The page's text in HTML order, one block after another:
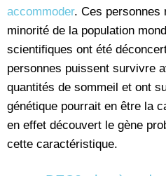
accommoder. Ces personnes
minorité de la population
scientifiques ont été
personnes puissent survivre
quantités de sommeil et ont
génétique pourrait en être la
en effet découvert le gène
cette caractéristique.